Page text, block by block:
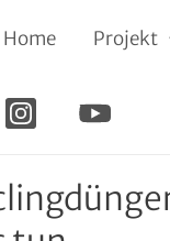
Home Projekt